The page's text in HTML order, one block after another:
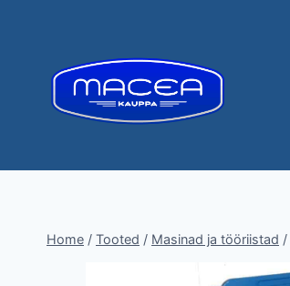
Home / Tooted / Masinad ja tööriistad /